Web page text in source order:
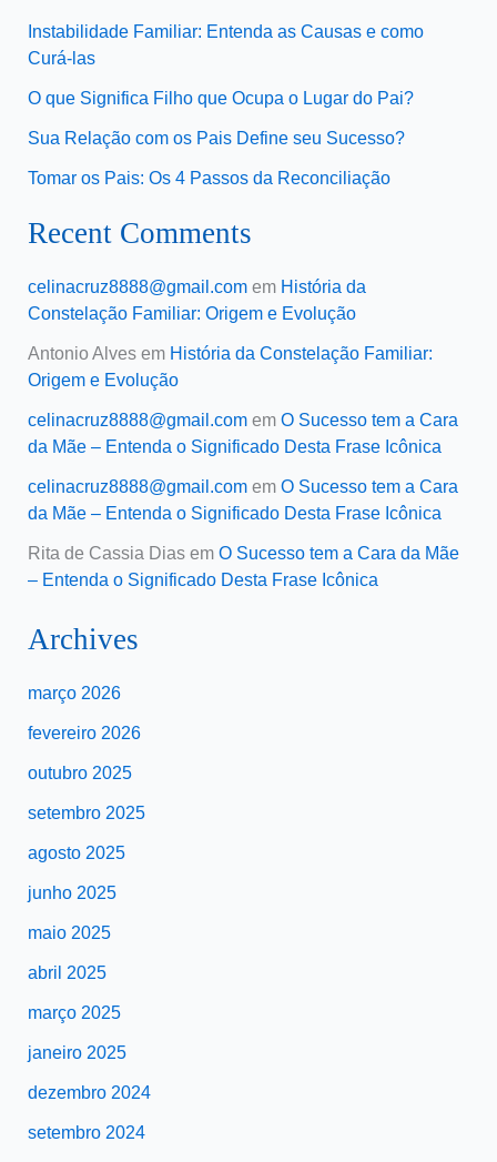
Instabilidade Familiar: Entenda as Causas e como
Curá-las
O que Significa Filho que Ocupa o Lugar do Pai?
Sua Relação com os Pais Define seu Sucesso?
Tomar os Pais: Os 4 Passos da Reconciliação
Recent Comments
celinacruz8888@gmail.comem História da
Constelação Familiar: Origem e Evolução
Antonio Alvesem História da Constelação Familiar:
Origem e Evolução
celinacruz8888@gmail.comem O Sucesso tem a Cara
da Mãe – Entenda o Significado Desta Frase Icônica
celinacruz8888@gmail.comem O Sucesso tem a Cara
da Mãe – Entenda o Significado Desta Frase Icônica
Rita de Cassia Diasem O Sucesso tem a Cara da Mãe
– Entenda o Significado Desta Frase Icônica
Archives
março 2026
fevereiro 2026
outubro 2025
setembro 2025
agosto 2025
junho 2025
maio 2025
abril 2025
março 2025
janeiro 2025
dezembro 2024
setembro 2024